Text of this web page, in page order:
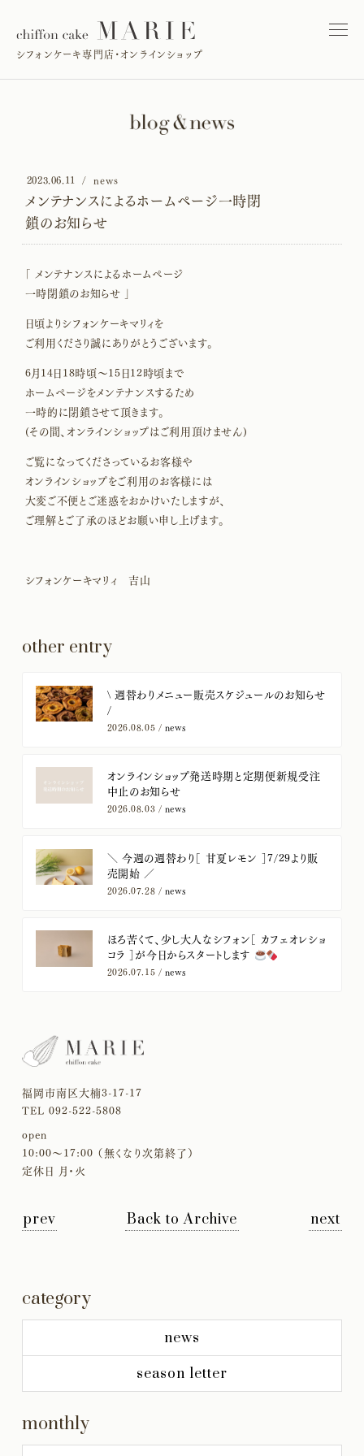
シフォンケーキ専門店・オンラインショップ
2023.06.11 news
メンテナンスによるホームページ一時閉
鎖のお知らせ
「 メンテナンスによるホームページ
一時閉鎖のお知らせ 」
日頃よりシフォンケーキマリィを
ご利用くださり誠にありがとうございます。
6月14日18時頃〜15日12時頃まで
ホームページをメンテナンスするため
一時的に閉鎖させて頂きます。
(その間、オンラインショップはご利用頂けません)
ご覧になってくださっているお客様や
オンラインショップをご利用のお客様には
大変ご不便とご迷惑をおかけいたしますが、
ご理解とご了承のほどお願い申し上げます。
シフォンケーキマリィ 吉山
other entry
​\ 週替わりメニュー販売スケジュールのお知らせ
/
2026.08.05 / news
オンラインショップ発送時期と定期便新規受注
中止のお知らせ
2026.08.03 / news
＼ 今週の週替わり［ 甘夏レモン ］7/29より販
売開始 ／
2026.07.28 / news
ほろ苦くて、少し大人なシフォン［ カフェオレショ
コラ ］が今日からスタートします
2026.07.15 / news
福岡市南区大楠3-17-17
TEL 092-522-5808
open
10:00〜17:00 （無くなり次第終了）
定休日 月・火
prev next
Back to Archive
category
news
season letter
monthly